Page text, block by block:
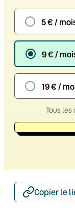
5 € /
9 € /
19 € /
Tous
Copier le